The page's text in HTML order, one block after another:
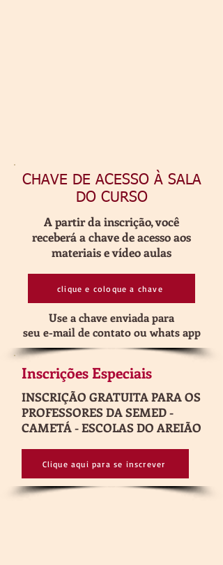
CHAVE DE ACESSO À SALA
DO CURSO
A partir da inscrição, você
receberá a chave de acesso aos
materiais e vídeo aulas
clique e coloque a chave
Use a chave enviada para
seu e-mail de contato ou whats app
Inscrições Especiais
INSCRIÇÃO GRATUITA PARA OS
PROFESSORES DA SEMED -
CAMETÁ - ESCOLAS DO AREIÃO
Clique aqui para se inscrever